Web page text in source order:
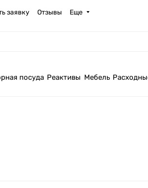
заявку Отзывы Еще
посуда Реактивы Мебель